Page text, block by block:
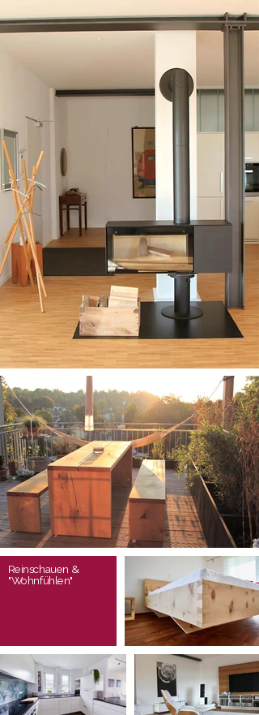
Reinschauen &
"Wohnfühlen"